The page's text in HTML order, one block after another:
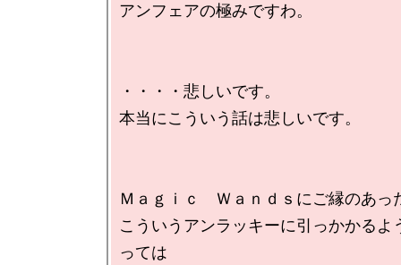
アンフェアの極みですわ。
・・・・悲しいです。
本当にこういう話は悲しいです。
Ｍａｇｉｃ　Ｗａｎｄｓにご縁のあっ
こういうアンラッキーに引っかかるよ
っては